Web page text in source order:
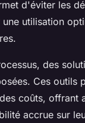
d'éviter les
utilisation
des
Ces outils
coûts, offrant
accrue sur